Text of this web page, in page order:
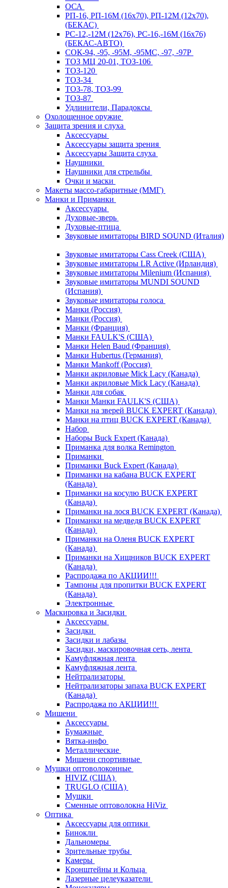
ОСА
РП-16, РП-16М (16х70), РП-12М (12х70),
(БЕКАС)
РС-12,-12М (12х76), РС-16,-16М (16х76)
(БЕКАС-АВТО)
СОК-94, -95, -95М, -95МС, -97, -97Р
ТОЗ МЦ 20-01, ТОЗ-106
ТОЗ-120
ТОЗ-34
ТОЗ-78, ТОЗ-99
ТОЗ-87
Удлинители, Парадоксы
Охолощенное оружие
Защита зрения и слуха
Аксессуары
Аксессуары защита зрения
Аксессуары Защита слуха
Наушники
Наушники для стрельбы
Очки и маски
Макеты массо-габаритные (ММГ)
Манки и Приманки
Аксессуары
Духовые-зверь
Духовые-птица
Звуковые имитаторы BIRD SOUND (Италия)
Звуковые имитаторы Cass Creek (США)
Звуковые имитаторы LR Active (Ирландия)
Звуковые имитаторы Milenium (Испания)
Звуковые имитаторы MUNDI SOUND
(Испания)
Звуковые имитаторы голоса
Манки (Россия)
Манки (Россия)
Манки (Франция)
Манки FAULK'S (США)
Манки Helen Baud (Франция)
Манки Hubertus (Германия)
Манки Mankoff (Россия)
Манки акриловые Mick Lacy (Канада)
Манки акриловые Mick Lacy (Канада)
Манки для собак
Манки Манки FAULK'S (США)
Манки на зверей BUCK EXPERT (Канада)
Манки на птиц BUCK EXPERT (Канада)
Набор
Наборы Buck Expert (Канада)
Приманка для волка Remington
Приманки
Приманки Buck Expert (Канада)
Приманки на кабана BUCK EXPERT
(Канада)
Приманки на косулю BUCK EXPERT
(Канада)
Приманки на лося BUCK EXPERT (Канада)
Приманки на медведя BUCK EXPERT
(Канада)
Приманки на Оленя BUCK EXPERT
(Канада)
Приманки на Хищников BUCK EXPERT
(Канада)
Распродажа по АКЦИИ!!!
Тампоны для пропитки BUCK EXPERT
(Канада)
Электронные
Маскировка и Засидки
Аксессуары
Засидки
Засидки и лабазы
Засидки, маскировочная сеть, лента
Камуфляжная лента
Камуфляжная лента
Нейтрализаторы
Нейтрализаторы запаха BUCK EXPERT
(Канада)
Распродажа по АКЦИИ!!!
Мишени
Аксессуары
Бумажные
Вятка-инфо
Металлические
Мишени спортивные
Мушки оптоволоконные
HIVIZ (США)
TRUGLO (США)
Мушки
Сменные оптоволокна HiViz
Оптика
Аксессуары для оптики
Бинокли
Дальномеры
Зрительные трубы
Камеры
Кронштейны и Кольца
Лазерные целеуказатели